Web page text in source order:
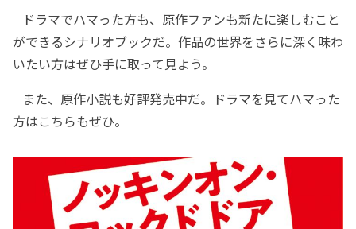
ドラマでハマった方も、原作ファンも新たに楽しむこと
ができるシナリオブックだ。作品の世界をさらに深く味わ
いたい方はぜひ手に取って見よう。
また、原作小説も好評発売中だ。ドラマを見てハマった
方はこちらもぜひ。